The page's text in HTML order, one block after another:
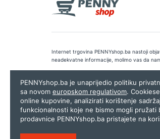
Internet trgovina PENNYshop.ba nastoji
neadekvatne informacije, molimo vas da
Copyright © 2026.Penny plus d.o.o.
PENNYshop.ba je unaprijedio politiku
sa novom europskom regulativom.
online kupovine, analizirati korištenje
funkcionalnosti koje ne bismo mogli pružati
prodavnice PENNYshop.ba pristajete na